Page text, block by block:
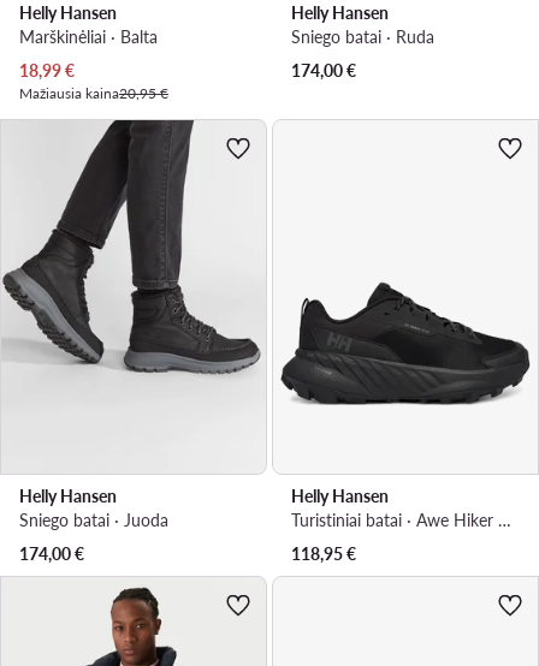
Helly Hansen
Marškinėliai · Balta
Dabartinė kaina
18,99€
Mažiausia kaina20,95 €
Helly Hansen
Sniego batai · Ruda
174,00€
Helly Hansen
Sniego batai · Juoda
174,00€
Helly Hansen
Turistiniai batai · Awe Hiker Dwr 12091 · Juoda
118,95€